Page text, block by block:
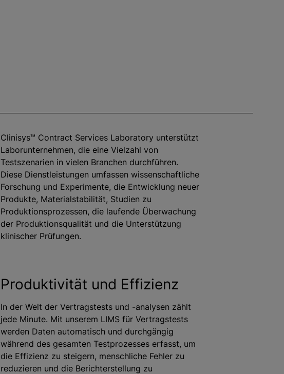
Clinisys™ Contract Services Laboratory unterstützt
Laborunternehmen, die eine Vielzahl von
Testszenarien in vielen Branchen durchführen.
Diese Dienstleistungen umfassen wissenschaftliche
Forschung und Experimente, die Entwicklung neuer
Produkte, Materialstabilität, Studien zu
Produktionsprozessen, die laufende Überwachung
der Produktionsqualität und die Unterstützung
klinischer Prüfungen.
Produktivität und Effizienz
In der Welt der Vertragstests und -analysen zählt
jede Minute. Mit unserem LIMS für Vertragstests
werden Daten automatisch und durchgängig
während des gesamten Testprozesses erfasst, um
die Effizienz zu steigern, menschliche Fehler zu
reduzieren und die Berichterstellung zu